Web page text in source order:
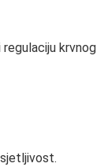
regulaciju krvnog